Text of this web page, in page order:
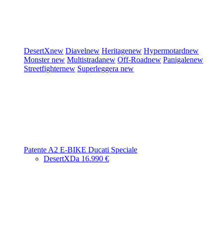
DesertXnew Diavelnew Heritagenew Hypermotardnew
Monsternew Multistradanew Off-Roadnew Panigalenew
Streetfighternew Superleggera new
Patente A2 E-BIKE Ducati Speciale
DesertXDa 16.990 €